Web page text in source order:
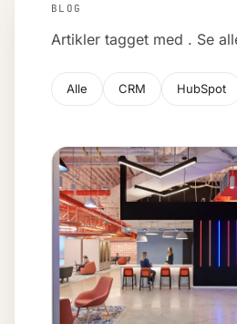
BLOG
Artikler tagget med . Se
Alle CRM HubSpot